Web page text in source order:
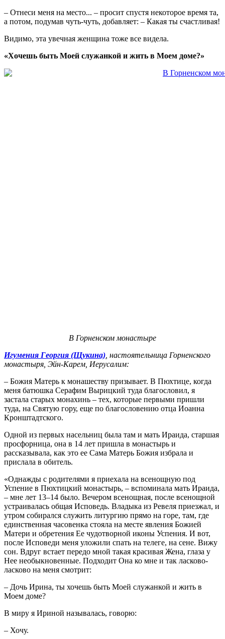
– Отнеси меня на место... – просит спустя некоторое время та,
а потом, подумав чуть-чуть, добавляет: – Какая ты счастливая!
Видимо, эта увечная женщина тоже все видела.
«Хочешь быть Моей служанкой и жить в Моем доме?»
В Горненском монастыре
Игумения Георгия (Щукина) , настоятельница Горненского
монастыря, Эйн-Карем, Иерусалим:
– Божия Матерь к монашеству призывает. В Пюхтице, когда
меня батюшка Серафим Вырицкий туда благословил, я
застала старых монахинь – тех, которые первыми пришли
туда, на Святую гору, еще по благословению отца Иоанна
Кронштадтского.
Одной из первых насельниц была там и мать Ираида, старшая
просфорница, она в 14 лет пришла в монастырь и
рассказывала, как это ее Сама Матерь Божия избрала и
прислала в обитель.
«Однажды с родителями я приехала на всенощную под
Успение в Пюхтицкий монастырь, – вспоминала мать Ираида,
– мне лет 13–14 было. Вечером всенощная, после всенощной
устраивалась общая Исповедь. Владыка из Ревеля приезжал, и
утром собирался служить литургию прямо на горе, там, где
единственная часовенка стояла на месте явления Божией
Матери и обретения Ее чудотворной иконы Успения. И вот,
после Исповеди меня уложили спать на телеге, на сене. Вижу
сон. Вдруг встает передо мной такая красивая Жена, глаза у
Нее необыкновенные. Подходит Она ко мне и так ласково-
ласково на меня смотрит:
– Дочь Ирина, ты хочешь быть Моей служанкой и жить в
Моем доме?
В миру я Ириной называлась, говорю:
– Хочу.